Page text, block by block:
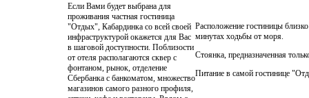
Если Вами будет выбрана для
проживания частная гостиница
"Отдых", Кабардинка со всей своей
инфраструктурой окажется для Вас
в шаговой доступности. Поблизости
от отеля располагаются сквер с
фонтаном, рынок, отделение
Сбербанка с банкоматом, множество
магазинов самого разного профиля,
Расположение гостиницы
минутах ходьбы от моря.
Стоянка, предназначенная
Питание в самой гостинице